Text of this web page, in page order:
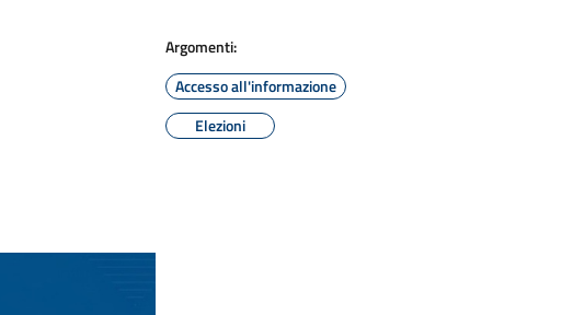
Argomenti:
Accesso all'informazione
Elezioni